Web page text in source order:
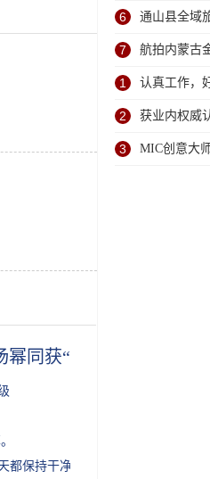
同获“慈善之星”称号
都保持干净
待客人个个
6 通山县全域
要了解一下
7 航拍内蒙古
胜收
1 认真工作，
咖啡×德尔
2 获业内权威
3 MIC创意大